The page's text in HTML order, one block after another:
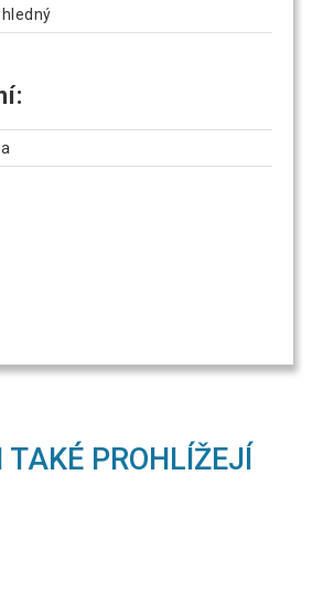
TAKÉ PROHLÍŽEJÍ